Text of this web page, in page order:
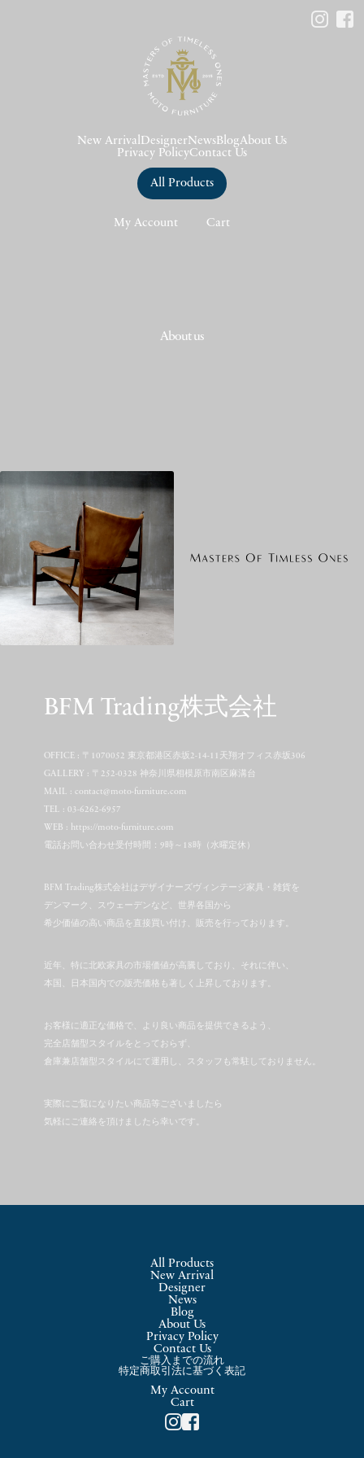
New Arrival DesignerNews BlogAbout Us
Privacy PolicyContact Us
All Products
My Account Cart
About us
BFM Trading株式会社
OFFICE : 〒1070052 東京都港区赤坂2-14-11天翔オフィス赤坂306
GALLERY : 〒252-0328 神奈川県相模原市南区麻溝台
MAIL : contact@moto-furniture.com
TEL : 03-6262-6957
WEB : https://moto-furniture.com
電話お問い合わせ受付時間：9時～18時（水曜定休）
BFM Trading株式会社はデザイナーズヴィンテージ家具・雑貨を
デンマーク、スウェーデンなど、世界各国から
希少価値の高い商品を直接買い付け、販売を行っております。
近年、特に北欧家具の市場価値が高騰しており、それに伴い、
本国、日本国内での販売価格も著しく上昇しております。
お客様に適正な価格で、より良い商品を提供できるよう、
完全店舗型スタイルをとっておらず、
倉庫兼店舗型スタイルにて運用し、スタッフも常駐しておりません。
実際にご覧になりたい商品等ございましたら
気軽にご連絡を頂けましたら幸いです。
All Products
New Arrival
Designer
News
Blog
About Us
Privacy Policy
Contact Us
ご購入までの流れ
特定商取引法に基づく表記
My Account
Cart